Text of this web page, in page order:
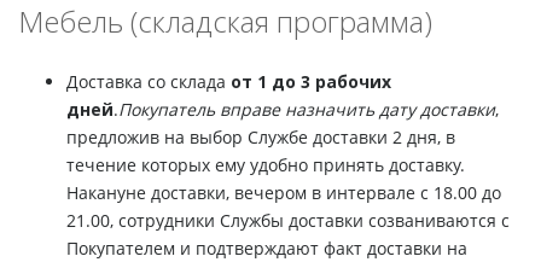
Мебель (складская программа)
Доставка со склада от 1 до 3 рабочих
дней.Покупатель вправе назначить дату доставки,
предложив на выбор Службе доставки 2 дня, в
течение которых ему удобно принять доставку.
Накануне доставки, вечером в интервале с 18.00 до
21.00, сотрудники Службы доставки созваниваются с
Покупателем и подтверждают факт доставки на